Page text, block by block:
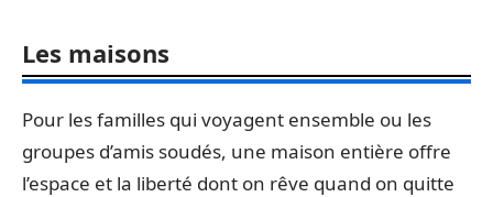
Les maisons
Pour les familles qui voyagent ensemble ou les
groupes d’amis soudés, une maison entière offre
l’espace et la liberté dont on rêve quand on quitte